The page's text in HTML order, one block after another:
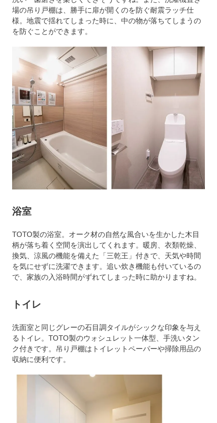
場の吊り戸棚は、勝手に扉が開くのを防ぐ耐震ラッチ仕
様。地震で揺れてしまった時に、中の物が落ちてしまうの
を防ぐことができます。
浴室
TOTO製の浴室。オーク材の自然な風合いを生かした木目
柄が落ち着く空間を演出してくれます。暖房、衣類乾燥、
換気、涼風の機能を備えた「三乾王」付きで、天気や時間
を気にせずに洗濯できます。追い炊き機能も付いているの
で、家族の入浴時間がずれてしまった時に助かりますね。
トイレ
洗面室と同じグレーの石目調タイルがシックな印象を与え
るトイレ。TOTO製のウォシュレット一体型、手洗いタン
ク付きです。吊り戸棚はトイレットペーパーや掃除用品の
収納に便利です。